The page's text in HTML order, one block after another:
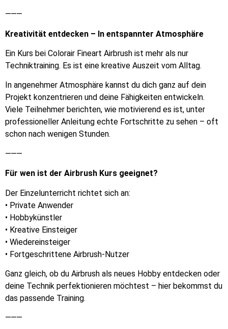
⸻
Kreativität entdecken – In entspannter Atmosphäre
Ein Kurs bei Colorair Fineart Airbrush ist mehr als nur
Techniktraining. Es ist eine kreative Auszeit vom Alltag.
In angenehmer Atmosphäre kannst du dich ganz auf dein
Projekt konzentrieren und deine Fähigkeiten entwickeln.
Viele Teilnehmer berichten, wie motivierend es ist, unter
professioneller Anleitung echte Fortschritte zu sehen – oft
schon nach wenigen Stunden.
⸻
Für wen ist der Airbrush Kurs geeignet?
Der Einzelunterricht richtet sich an:
• Private Anwender
• Hobbykünstler
• Kreative Einsteiger
• Wiedereinsteiger
• Fortgeschrittene Airbrush-Nutzer
Ganz gleich, ob du Airbrush als neues Hobby entdecken oder
deine Technik perfektionieren möchtest – hier bekommst du
das passende Training.
⸻